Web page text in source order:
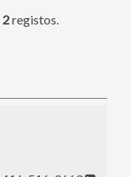
2registos.